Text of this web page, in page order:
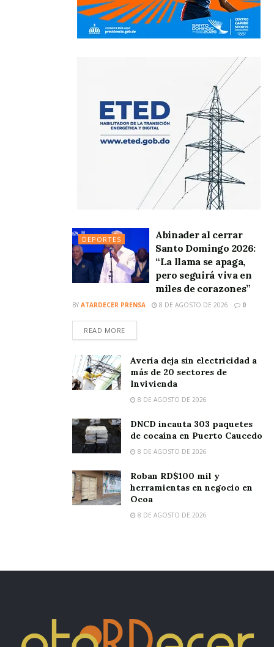
DEPORTES
Abinader al cerrar
Santo Domingo 2026:
“La llama se apaga,
pero seguirá viva en
miles de corazones”
BY ATARDECER PRENSA 8 DE AGOSTO DE 2026 0
READ MORE
Avería deja sin electricidad a
más de 20 sectores de
Invivienda
8 DE AGOSTO DE 2026
DNCD incauta 303 paquetes
de cocaína en Puerto Caucedo
8 DE AGOSTO DE 2026
Roban RD$100 mil y
herramientas en negocio en
Ocoa
8 DE AGOSTO DE 2026